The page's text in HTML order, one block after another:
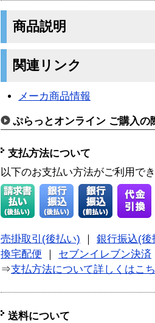
商品説明
関連リンク
メーカ商品情報
ぷらっとオンライン ご購入の
支払方法について
以下のお支払い方法がご利用で
売掛取引(後払い)
銀行振込(後
換宅配便
セブンイレブン決済
⇒支払方法について詳しくはこ
送料について